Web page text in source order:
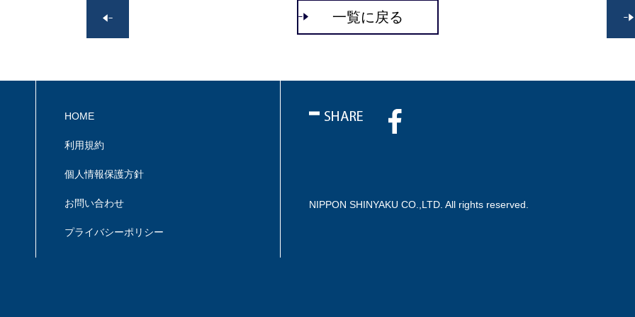
一覧に戻る
HOME
利用規約
個人情報保護方針
お問い合わせ
プライバシーポリシー
NIPPON SHINYAKU CO.,LTD. All rights reserved.